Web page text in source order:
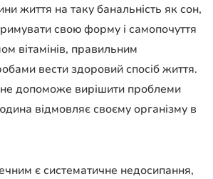
життя на таку банальність як сон,
свою форму і самопочуття
вітамінів, правильним
вести здоровий спосіб життя.
допоможе вирішити проблеми
відмовляє своєму організму в
є систематичне недосипання,